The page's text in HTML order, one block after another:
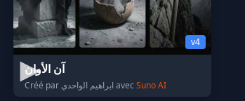
v4
آن الأوان
Créé par ابراهيم الواحدي avec Suno AI